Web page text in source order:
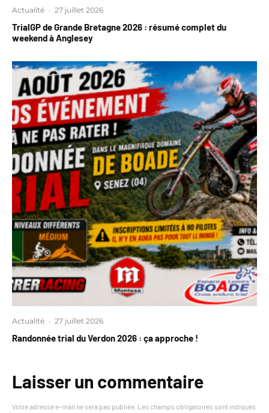
Actualité · 27 juillet 2026
TrialGP de Grande Bretagne 2026 : résumé complet du
weekend à Anglesey
Actualité · 27 juillet 2026
Randonnée trial du Verdon 2026 : ça approche !
Laisser un commentaire
Votre adresse e-mail ne sera pas publiée. Les champs obligatoires sont indiqués